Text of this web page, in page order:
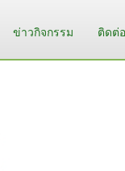
ข่าวกิจกรรม ติดต่